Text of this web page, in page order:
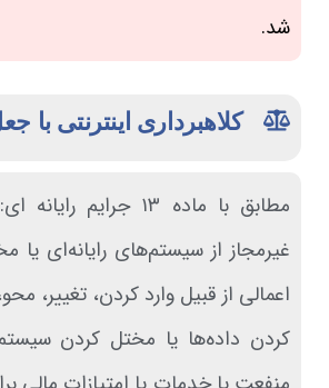
شد.
کلاهبرداری اینترنتی با
مطابق با ماده ۱۳
غیرمجاز از سیستم‌‌های رایانه‌ای یا
اعمالی از قبیل وارد کردن، تغییر،
کردن داده‌ها یا مختل کردن